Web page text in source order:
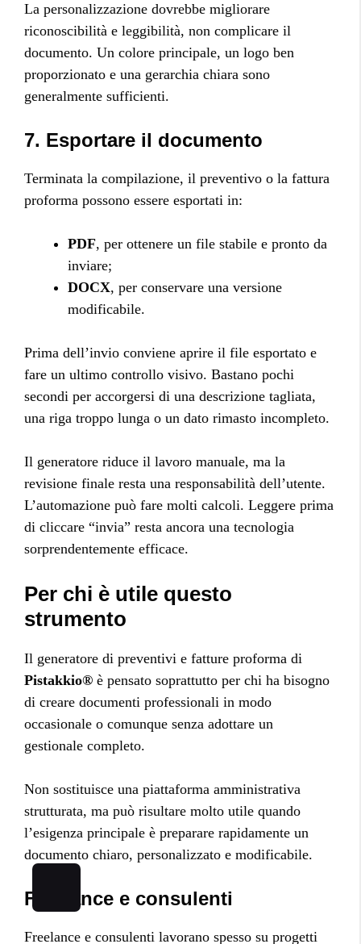
La personalizzazione dovrebbe migliorare
riconoscibilità e leggibilità, non complicare il
documento. Un colore principale, un logo ben
proporzionato e una gerarchia chiara sono
generalmente sufficienti.
7. Esportare il documento
Terminata la compilazione, il preventivo o la fattura
proforma possono essere esportati in:
PDF, per ottenere un file stabile e pronto da
inviare;
DOCX, per conservare una versione
modificabile.
Prima dell’invio conviene aprire il file esportato e
fare un ultimo controllo visivo. Bastano pochi
secondi per accorgersi di una descrizione tagliata,
una riga troppo lunga o un dato rimasto incompleto.
Il generatore riduce il lavoro manuale, ma la
revisione finale resta una responsabilità dell’utente.
L’automazione può fare molti calcoli. Leggere prima
di cliccare “invia” resta ancora una tecnologia
sorprendentemente efficace.
Per chi è utile questo
strumento
Il generatore di preventivi e fatture proforma di
Pistakkio® è pensato soprattutto per chi ha bisogno
di creare documenti professionali in modo
occasionale o comunque senza adottare un
gestionale completo.
Non sostituisce una piattaforma amministrativa
strutturata, ma può risultare molto utile quando
l’esigenza principale è preparare rapidamente un
documento chiaro, personalizzato e modificabile.
Freelance e consulenti
Freelance e consulenti lavorano spesso su progetti